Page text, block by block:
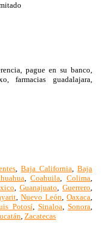
pague en su banco,
farmacias guadalajara,
,Baja California,Baja
,Coahuila,Colima,
, Guanajuato,Guerrero,
, Nuevo León,Oaxaca,
Potosí, Sinaloa, Sonora,
, Zacatecas